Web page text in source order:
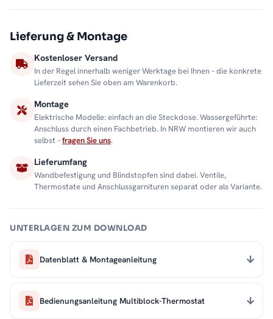
Lieferung & Montage
Kostenloser Versand
In der Regel innerhalb weniger Werktage bei Ihnen – die konkrete
Lieferzeit sehen Sie oben am Warenkorb.
Montage
Elektrische Modelle: einfach an die Steckdose. Wassergeführte:
Anschluss durch einen Fachbetrieb. In NRW montieren wir auch
selbst –fragen Sie uns.
Lieferumfang
Wandbefestigung und Blindstopfen sind dabei. Ventile,
Thermostate und Anschlussgarnituren separat oder als Variante.
UNTERLAGEN ZUM DOWNLOAD
Datenblatt & Montageanleitung
Bedienungsanleitung Multiblock-Thermostat